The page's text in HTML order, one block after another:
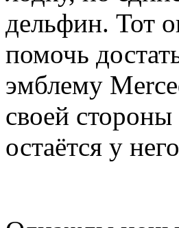
дельфин. Тот
помочь
эмблему
своей
остаётся у